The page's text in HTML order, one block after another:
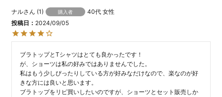
ナル 1 購入者 40代 女性
投稿日
2024/09/05
ブラトップとTシャツはとても良かったです！
が、ショーツは私の好みではありませんでした。
私はもう少しぴったりしている方が好みなだけなので、楽なのが好
きな方には良いと思います。
ブラトップをリピ買いしたいのですが、ショーツとセット販売しか